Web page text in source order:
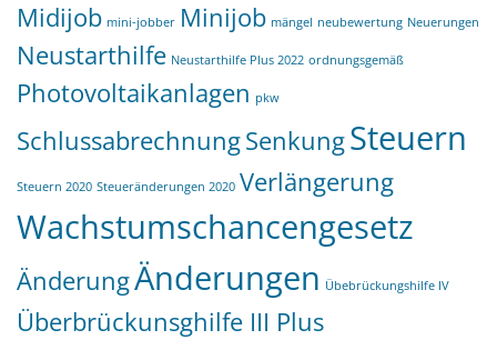
Midijob mini-jobber Minijob mängel neubewertung Neuerungen
Neustarthilfe Neustarthilfe Plus 2022 ordnungsgemäß
Photovoltaikanlagen pkw
SchlussabrechnungSenkungSteuern
Steuern 2020 Steueränderungen 2020 Verlängerung
Wachstumschancengesetz
ÄnderungÄnderungen Übebrückungshilfe IV
Überbrückunsghilfe III Plus